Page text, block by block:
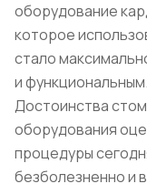
оборудование
которое
стало
и функциональным.
Достоинства
оборудования
процедуры
безболезненно и